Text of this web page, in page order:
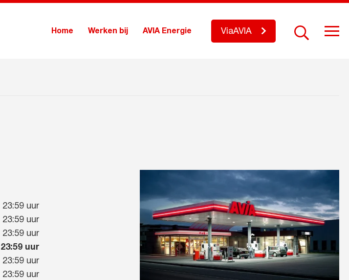
Home Werken bij AVIA Energie ViaAVIA
23:59 uur
23:59 uur
23:59 uur
23:59 uur
23:59 uur
23:59 uur